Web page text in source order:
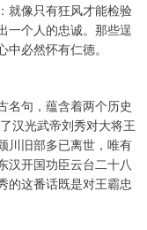
就像只有狂风才能检验
一个人的忠诚。那些逞
必然怀有仁德。
名句，蕴含着两个历史
汉光武帝刘秀对大将王
川旧部多已离世，唯有
汉开国功臣云台二十八
的这番话既是对王霸忠